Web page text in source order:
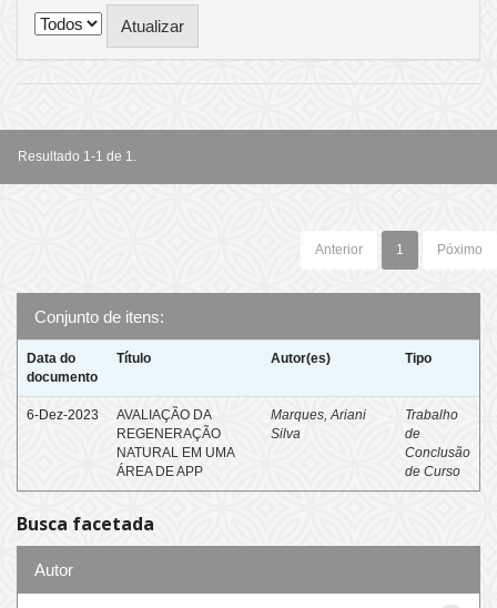
Resultado 1-1 de 1.
Anterior 1 Póximo
Conjunto de itens:
Data do
documento
Título Autor(es) Tipo
6-Dez-2023
AVALIAÇÃO DA
REGENERAÇÃO
NATURAL EM UMA
ÁREA DE APP
Marques, Ariani
Silva
Trabalho
de
Conclusão
de Curso
Busca facetada
Autor